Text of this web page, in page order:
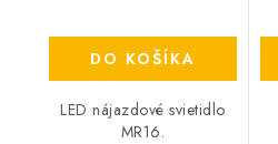
DO KOŠÍKA
LED nájazdové svietidlo
MR16.